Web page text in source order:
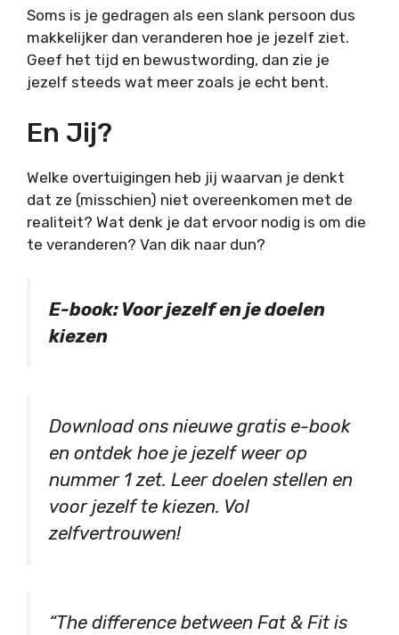
Soms is je gedragen als een slank persoon dus
makkelijker dan veranderen hoe je jezelf ziet.
Geef het tijd en bewustwording, dan zie je
jezelf steeds wat meer zoals je echt bent.
En Jij?
Welke overtuigingen heb jij waarvan je denkt
dat ze (misschien) niet overeenkomen met de
realiteit? Wat denk je dat ervoor nodig is om die
te veranderen? Van dik naar dun?
E-book: Voor jezelf en je doelen
kiezen
Download ons nieuwe gratis e-book
en ontdek hoe je jezelf weer op
nummer 1 zet. Leer doelen stellen en
voor jezelf te kiezen. Vol
zelfvertrouwen!
“The difference between Fat & Fit is